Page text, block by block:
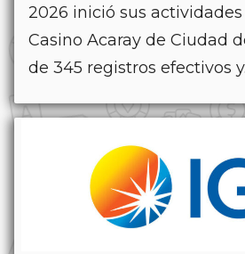
2026 inició sus actividades
Casino Acaray de Ciudad
de 345 registros efectivos